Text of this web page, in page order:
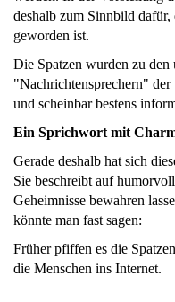
deshalb zum Sinnbild
geworden ist.
Die Spatzen wurden zu
"Nachrichtensprechern"
und scheinbar bestens
Ein Sprichwort mit
Gerade deshalb hat sich
Sie beschreibt auf
Geheimnisse bewahren
könnte man fast sagen:
Früher pfiffen es die
die Menschen ins Internet.